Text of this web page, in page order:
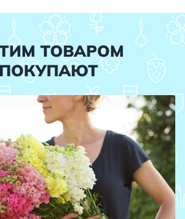
ТОВАРОМ
ПОКУПАЮТ